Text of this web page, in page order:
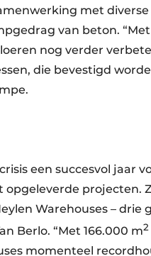
met
van beton.
nog verder
die bevestigd
een succesvol jaar
opgeleverde projecten.
Warehouses – drie
Berlo. “Met 166.000 m2
momenteel